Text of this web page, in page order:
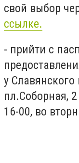
свой выбор
ссылке.
- прийти с
у Славянского
пл.Соборная,
16-00, во